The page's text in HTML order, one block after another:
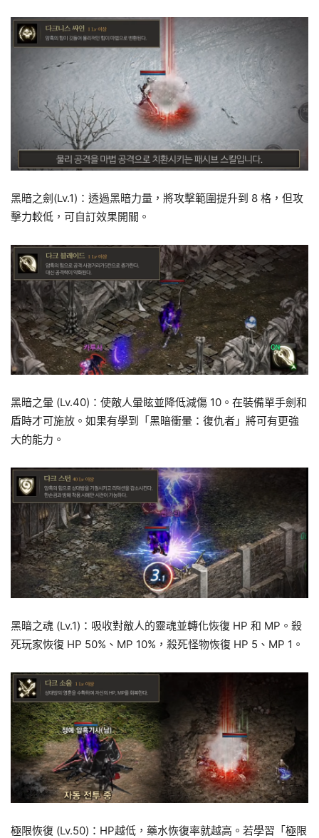
黑暗之劍(Lv.1)：透過黑暗力量，將攻擊範圍提升到 8 格，但攻
擊力較低，可自訂效果開關。
黑暗之暈 (Lv.40)：使敵人暈眩並降低減傷 10。在裝備單手劍和
盾時才可施放。如果有學到「黑暗衝暈：復仇者」將可有更強
大的能力。
黑暗之魂 (Lv.1)：吸收對敵人的靈魂並轉化恢復 HP 和 MP。殺
死玩家恢復 HP 50%、MP 10%，殺死怪物恢復 HP 5、MP 1。
極限恢復 (Lv.50)：HP越低，藥水恢復率就越高。若學習「極限